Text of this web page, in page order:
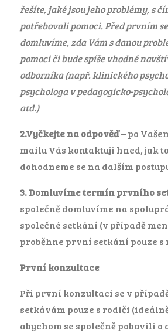
řešíte, jaké jsou jeho problémy, s
potřebovali pomoci. Před prvním
domluvíme, zda Vám s danou
pomoci či bude spíše vhodné
odborníka (např. klinického
psychologa v pedagogicko-
atd.)
2.Vyčkejte na odpověď– po
mailu Vás kontaktuji hned, jak
dohodneme se na dalším
3.Domluvíme termín prvního
společně domluvíme na
společné setkání (v případě
proběhne první setkání pouze s
První konzultace
Při první konzultaci se v
setkávám pouze s rodiči
abychom se společně pobavili